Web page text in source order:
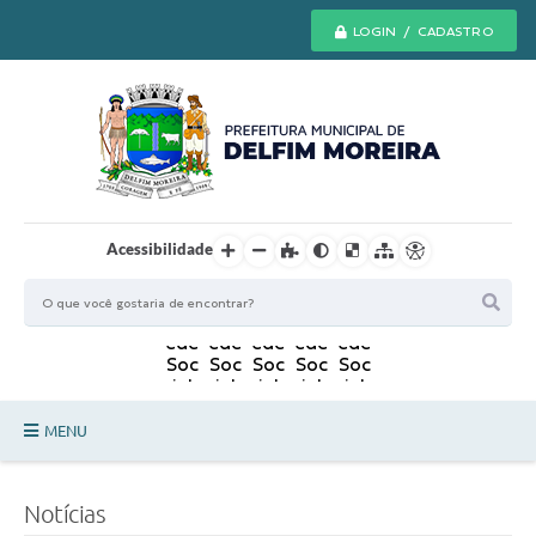
LOGIN / CADASTRO
Acessibilidade
MENU
Notícias